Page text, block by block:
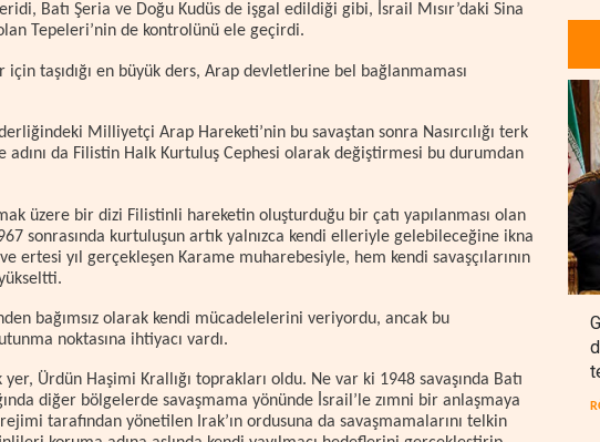
Batı Şeria ve Doğu Kudüs de işgal edildiği gibi, İsrail Mısır’daki Sina
Tepeleri’nin de kontrolünü ele geçirdi.
için taşıdığı en büyük ders, Arap devletlerine bel bağlanmaması
Milliyetçi Arap Hareketi’nin bu savaştan sonra Nasırcılığı terk
adını da Filistin Halk Kurtuluş Cephesi olarak değiştirmesi bu durumdan
üzere bir dizi Filistinli hareketin oluşturduğu bir çatı yapılanması olan
sonrasında kurtuluşun artık yalnızca kendi elleriyle gelebileceğine ikna
ertesi yıl gerçekleşen Karame muharebesiyle, hem kendi savaşçılarının
bağımsız olarak kendi mücadelelerini veriyordu, ancak bu
noktasına ihtiyacı vardı.
Ürdün Haşimi Krallığı toprakları oldu. Ne var ki 1948 savaşında Batı
diğer bölgelerde savaşmama yönünde İsrail’le zımni bir anlaşmaya
tarafından yönetilen Irak’ın ordusuna da savaşmamalarını telkin